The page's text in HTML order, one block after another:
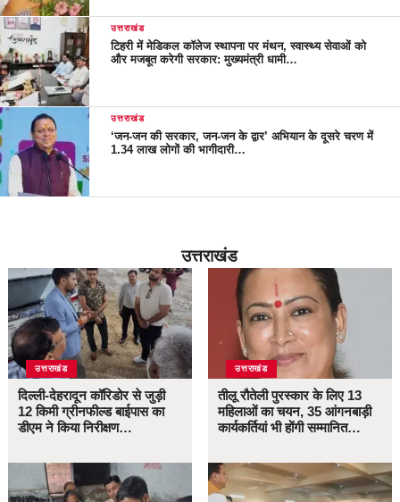
उत्तराखंड
टिहरी में मेडिकल कॉलेज स्थापना पर मंथन, स्वास्थ्य सेवाओं को
और मजबूत करेगी सरकार: मुख्यमंत्री धामी…
उत्तराखंड
‘जन-जन की सरकार, जन-जन के द्वार’ अभियान के दूसरे चरण में
1.34 लाख लोगों की भागीदारी…
उत्तराखंड
उत्तराखंड
दिल्ली-देहरादून कॉरिडोर से जुड़ी
12 किमी ग्रीनफील्ड बाईपास का
डीएम ने किया निरीक्षण…
उत्तराखंड
तीलू रौतेली पुरस्कार के लिए 13
महिलाओं का चयन, 35 आंगनबाड़ी
कार्यकर्तियां भी होंगी सम्मानित…